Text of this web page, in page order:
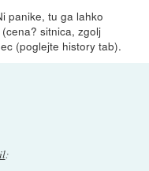
panike, tu ga lahko
(cena? sitnica, zgolj
(poglejte history tab).
: